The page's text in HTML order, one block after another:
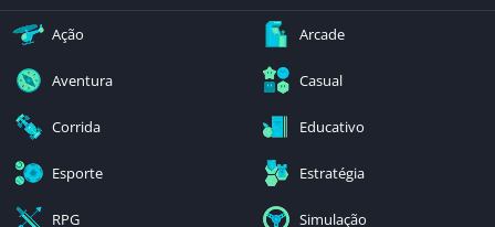
Ação Arcade
Aventura Casual
Corrida Educativo
Esporte Estratégia
RPG Simulação